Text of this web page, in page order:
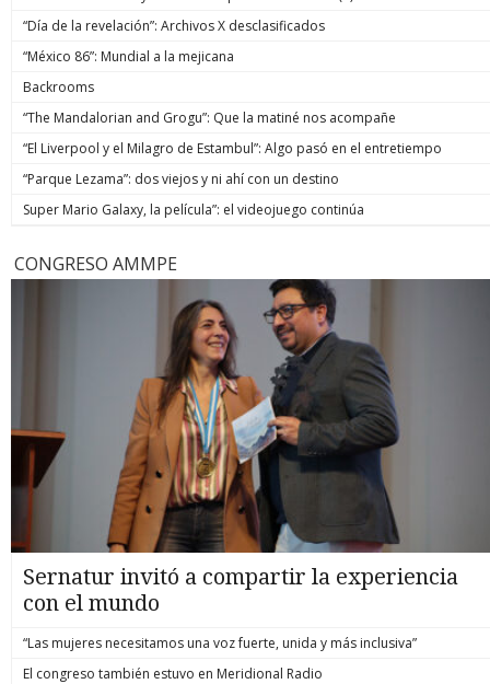
“Día de la revelación”: Archivos X desclasificados
“México 86”: Mundial a la mejicana
Backrooms
“The Mandalorian and Grogu”: Que la matiné nos acompañe
“El Liverpool y el Milagro de Estambul”: Algo pasó en el entretiempo
“Parque Lezama”: dos viejos y ni ahí con un destino
Super Mario Galaxy, la película”: el videojuego continúa
CONGRESO AMMPE
Sernatur invitó a compartir la experiencia
con el mundo
“Las mujeres necesitamos una voz fuerte, unida y más inclusiva”
El congreso también estuvo en Meridional Radio